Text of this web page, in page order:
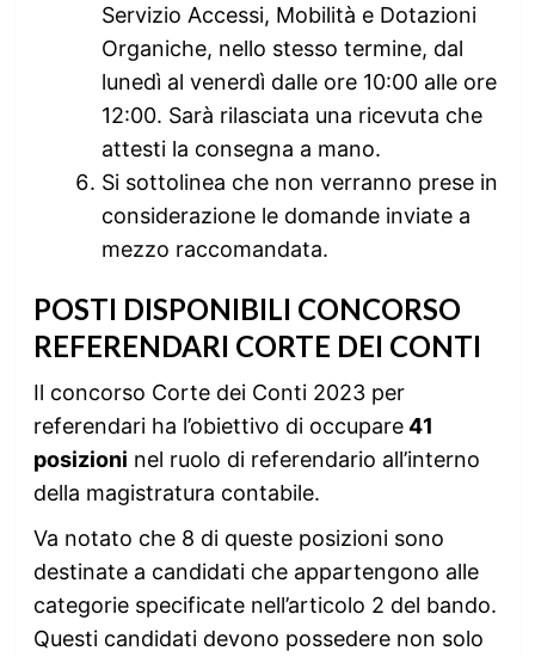
Servizio Accessi, Mobilità e Dotazioni
Organiche, nello stesso termine, dal
lunedì al venerdì dalle ore 10:00 alle ore
12:00. Sarà rilasciata una ricevuta che
attesti la consegna a mano.
Si sottolinea che non verranno prese in
considerazione le domande inviate a
mezzo raccomandata.
POSTI DISPONIBILI CONCORSO
REFERENDARI CORTE DEI CONTI
Il concorso Corte dei Conti 2023 per
referendari ha l’obiettivo di occupare41
posizioni nel ruolo di referendario all’interno
della magistratura contabile.
Va notato che 8 di queste posizioni sono
destinate a candidati che appartengono alle
categorie specificate nell’articolo 2 del bando.
Questi candidati devono possedere non solo